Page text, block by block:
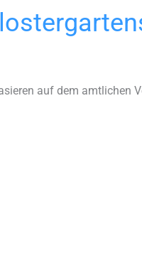
auf dem amtlichen